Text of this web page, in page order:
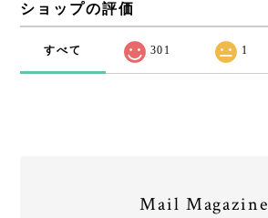
ショップの評価
すべて 301 1
Mail Magazine